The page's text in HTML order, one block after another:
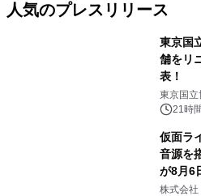
人気のプレスリリース
東京国
舗をリ
表！
東京国立
21時
仮面ラ
音源を
が8月6
大興奮
株式会